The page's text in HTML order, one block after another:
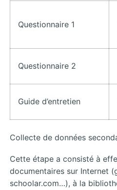
Questionnaire 1
Questionnaire 2
Guide d’entretien
Collecte de données
Cette étape a consisté à
documentaires sur Internet
schoolar.com…), à la